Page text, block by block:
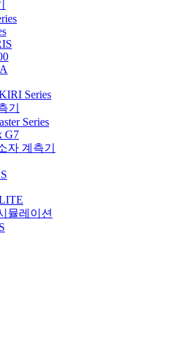
Series
기
Series
G7
자 계측기
뮬레이션